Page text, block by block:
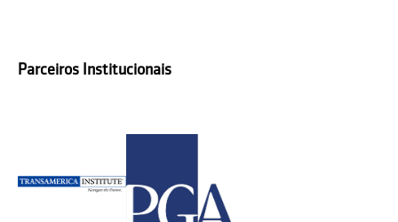
Parceiros Institucionais